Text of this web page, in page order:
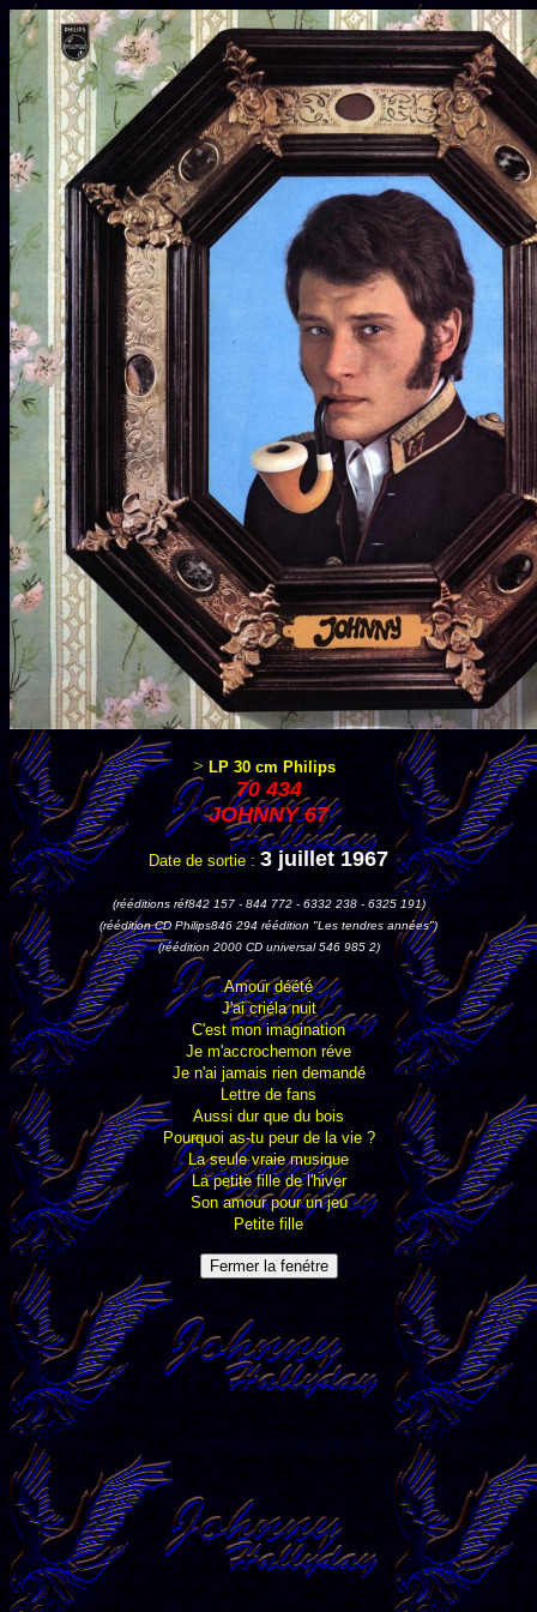
>LP 30 cm Philips
70 434
JOHNNY 67
Date de sortie : 3 juillet 1967
(rééditions réf842 157 - 844 772 - 6332 238 - 6325 191)
(réédition CD Philips846 294 réédition "Les tendres années")
(réédition 2000 CD universal 546 985 2)
Amour déété
J'ai criéla nuit
C'est mon imagination
Je m'accrochemon réve
Je n'ai jamais rien demandé
Lettre de fans
Aussi dur que du bois
Pourquoi as-tu peur de la vie ?
La seule vraie musique
La petite fille de l'hiver
Son amour pour un jeu
Petite fille